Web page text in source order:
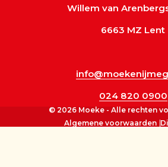
Willem van
6663 MZ Lent
024 820 0900
© 2026 Moeke - Alle rechten
Algemene voorwaarden